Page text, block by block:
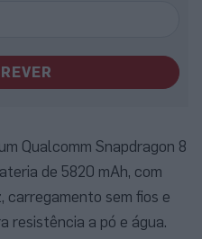
Qualcomm Snapdragon 8
de 5820 mAh, com
carregamento sem fios e
resistência a pó e água.